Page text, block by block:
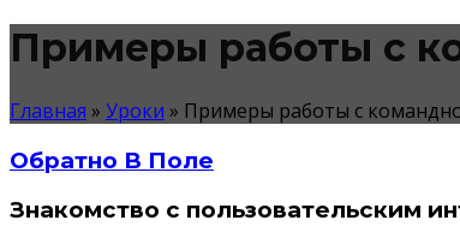
Примеры работы с
Главная » Уроки » Примеры работы с
Обратно В Поле
Знакомство с пользовательским